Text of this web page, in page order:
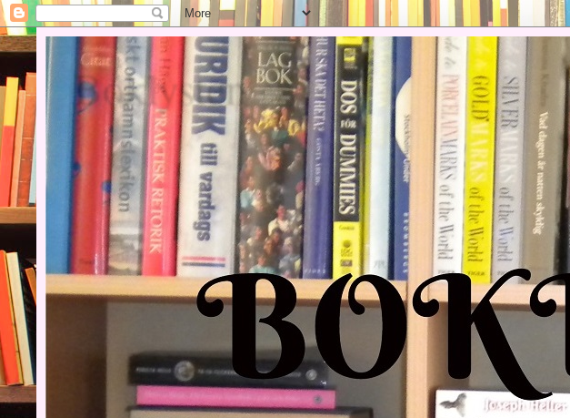
Boklysten